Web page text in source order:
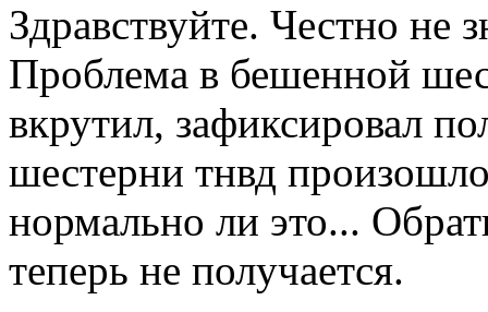
Здравствуйте. Честно не
Проблема в бешенной
вкрутил, зафиксировал
шестерни тнвд
нормально ли это...
теперь не получается.